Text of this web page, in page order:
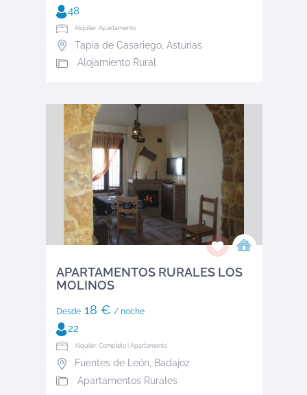
48
Alquiler: Apartamento
Tapia de Casariego, Asturias
Alojamiento Rural
APARTAMENTOS RURALES LOS
MOLINOS
Desde18 € / noche
22
Alquiler: Completo | Apartamento
Fuentes de León
Badajoz
Apartamentos Rurales